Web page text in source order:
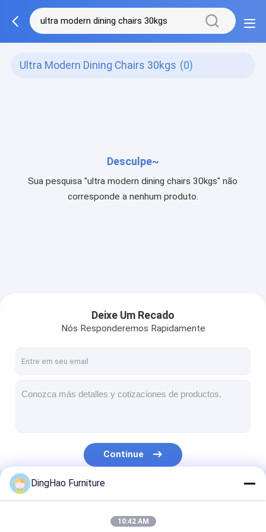
Ultra Modern Dining Chairs 30kgs (0)
Desculpe~
Sua pesquisa "ultra modern dining chairs 30kgs" não
corresponde a nenhum produto.
Deixe Um Recado
Nós Responderemos Rapidamente
Continue
Nossas Categorias
DingHao Furniture
10:42 AM